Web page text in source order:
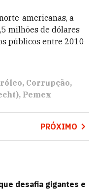
americanas, a
milhões de dólares
públicos entre 2010
Corrupção
Pemex
PRÓXIMO
desafia gigantes e